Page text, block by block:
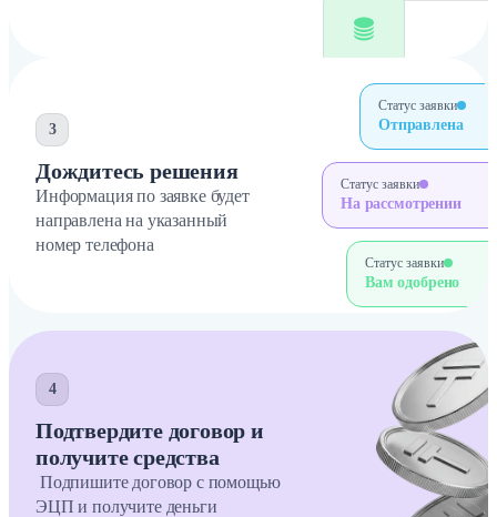
3
Дождитесь решения
Информация по заявке будет
направлена на указанный
номер телефона
Статус заявки
Отправлена
Статус заявки
На рассмотрении
Статус заявки
Вам одобрено
4
Подтвердите договор и
получите средства
Подпишите договор с помощью
ЭЦП и получите деньги